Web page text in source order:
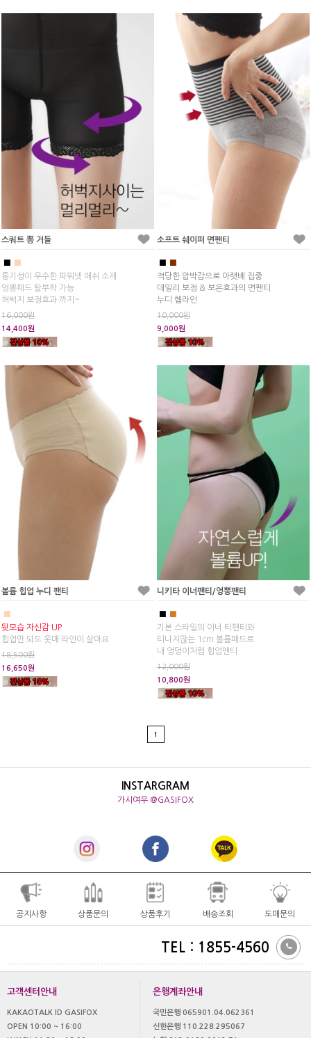
스쿼트 뽕 거들
■ ■
통기성이 우수한 파워넷 메쉬 소재
엉뽕패드 탈부착 가능
허벅지 보정효과 까지~
16,000원
14,400원
소프트 쉐이퍼 면팬티
■ ■
적당한 압박감으로 아랫배 집중
데일리 보정 & 보온효과의 면팬티
누디 헴라인
10,000원
9,000원
볼륨 힙업 누디 팬티
■
뒷모습 자신감 UP
힙업만 되도 옷매 라인이 살아요
18,500원
16,650원
니키타 이너팬티/엉뽕팬티
■ ■
기본 스타일의 이너 티팬티와
티나지않는 1cm 볼륨패드로
내 엉덩이처럼 힙업팬티
12,000원
10,800원
1
INSTARGRAM
가시여우 @GASIFOX
공지사항 상품문의 상품후기 배송조회 도매문의
TEL : 1855-4560
고객센터안내
KAKAOTALK ID GASIFOX
OPEN 10:00 ~ 16:00
은행계좌안내
국민은행 065901.04.062361
신한은행 110.228.295067